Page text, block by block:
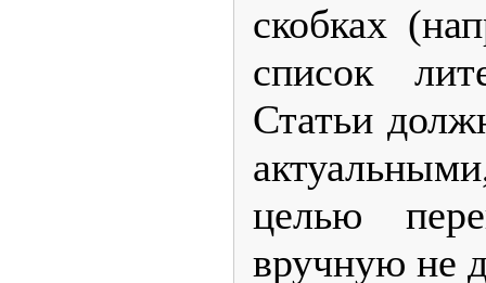
скобках
список
Статьи
целью
вручную не